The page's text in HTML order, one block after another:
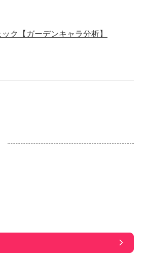
ク【ガーデンキャラ分析】